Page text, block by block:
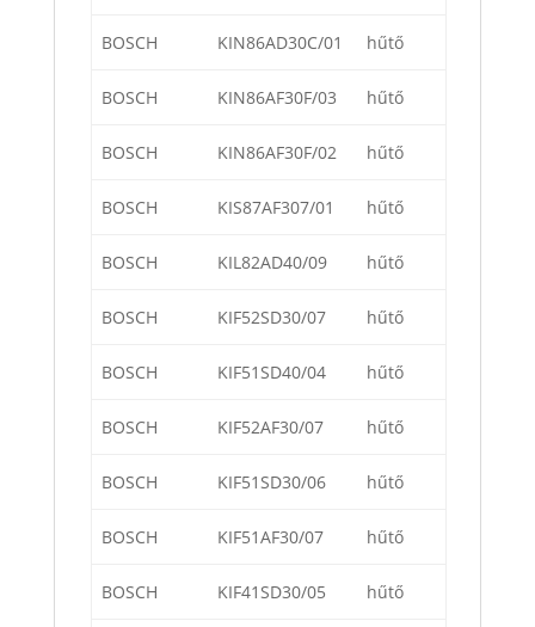
BOSCH KIN86AD30C/01 hűtő
BOSCH KIN86AF30F/03 hűtő
BOSCH KIN86AF30F/02 hűtő
BOSCH KIS87AF307/01 hűtő
BOSCH KIL82AD40/09 hűtő
BOSCH KIF52SD30/07 hűtő
BOSCH KIF51SD40/04 hűtő
BOSCH KIF52AF30/07 hűtő
BOSCH KIF51SD30/06 hűtő
BOSCH KIF51AF30/07 hűtő
BOSCH KIF41SD30/05 hűtő